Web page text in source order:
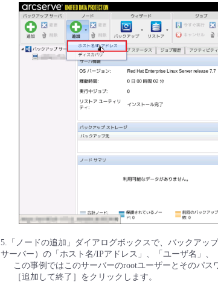
5.「ノードの追加」ダイアログボックスで、バックアッ
サーバー）の「ホスト名/IPアドレス」、「ユーザ名」、
この事例ではこのサーバーのrootユーザーとそのパス
［追加して終了］をクリックします。